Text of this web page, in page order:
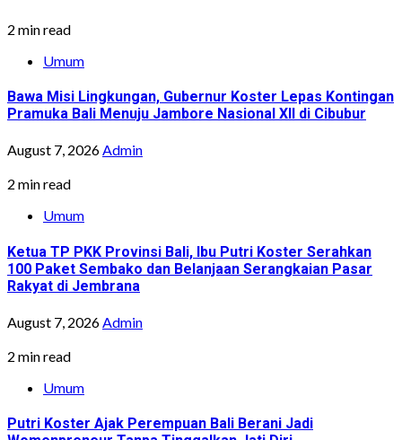
2 min read
Umum
Bawa Misi Lingkungan, Gubernur Koster Lepas Kontingan
Pramuka Bali Menuju Jambore Nasional XII di Cibubur
August 7, 2026Admin
2 min read
Umum
Ketua TP PKK Provinsi Bali, Ibu Putri Koster Serahkan
100 Paket Sembako dan Belanjaan Serangkaian Pasar
Rakyat di Jembrana
August 7, 2026Admin
2 min read
Umum
Putri Koster Ajak Perempuan Bali Berani Jadi